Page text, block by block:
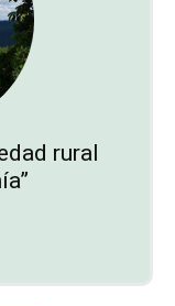
rural